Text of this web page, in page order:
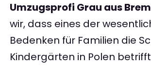
Umzugsprofi Grau aus
wir, dass eines der
Bedenken für Familien die
Kindergärten in Polen